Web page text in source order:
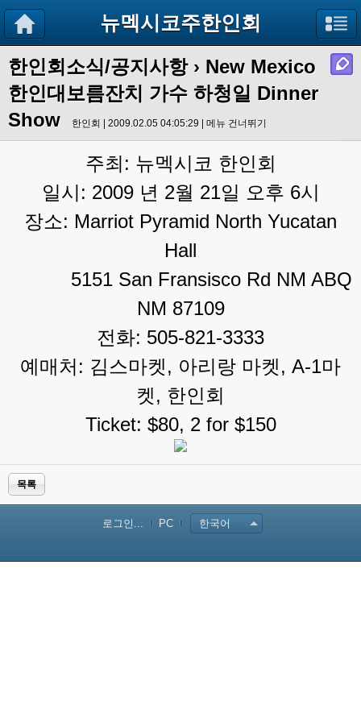
뉴멕시코주한인회
한인회소식/공지사항› New Mexico
한인대보름잔치 가수 하청일 Dinner
Show
한인회 | 2009.02.05 04:05:29 | 메뉴 건너뛰기
주최: 뉴멕시코 한인회
일시: 2009 년 2월 21일 오후 6시
장소: Marriot Pyramid North Yucatan
Hall
5151 San Fransisco Rd NM ABQ
NM 87109
전화: 505-821-3333
예매처: 김스마켓, 아리랑 마켓, A-1마
켓, 한인회
Ticket: $80, 2 for $150
목록
로그인... PC 한국어